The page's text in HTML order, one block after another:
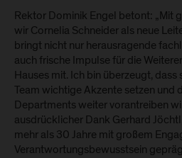
Rektor Dominik Engel betont: „Mit
wir Cornelia Schneider als neue
bringt nicht nur herausragende
auch frische Impulse für die
Hauses mit. Ich bin überzeugt,
Team wichtige Akzente setzen und
Departments weiter vorantreiben
ausdrücklicher Dank Gerhard
mehr als 30 Jahre mit großem
Verantwortungsbewusstsein